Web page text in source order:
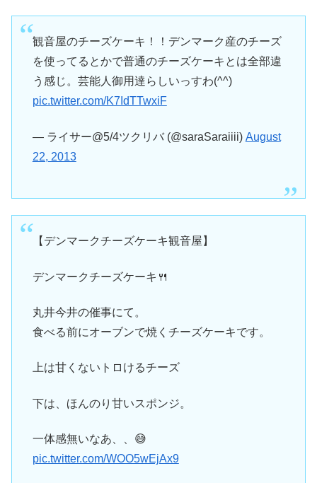
観音屋のチーズケーキ！！デンマーク産のチーズ
を使ってるとかで普通のチーズケーキとは全部違
う感じ。芸能人御用達らしいっすわ(^^)
pic.twitter.com/K7IdTTwxiF
— ライサー@5/4ツクリバ (@saraSaraiiii) August
22, 2013
【デンマークチーズケーキ観音屋】
デンマークチーズケーキ🍴
丸井今井の催事にて。
食べる前にオーブンで焼くチーズケーキです。
上は甘くないトロけるチーズ
下は、ほんのり甘いスポンジ。
一体感無いなあ、、😅
pic.twitter.com/WOO5wEjAx9